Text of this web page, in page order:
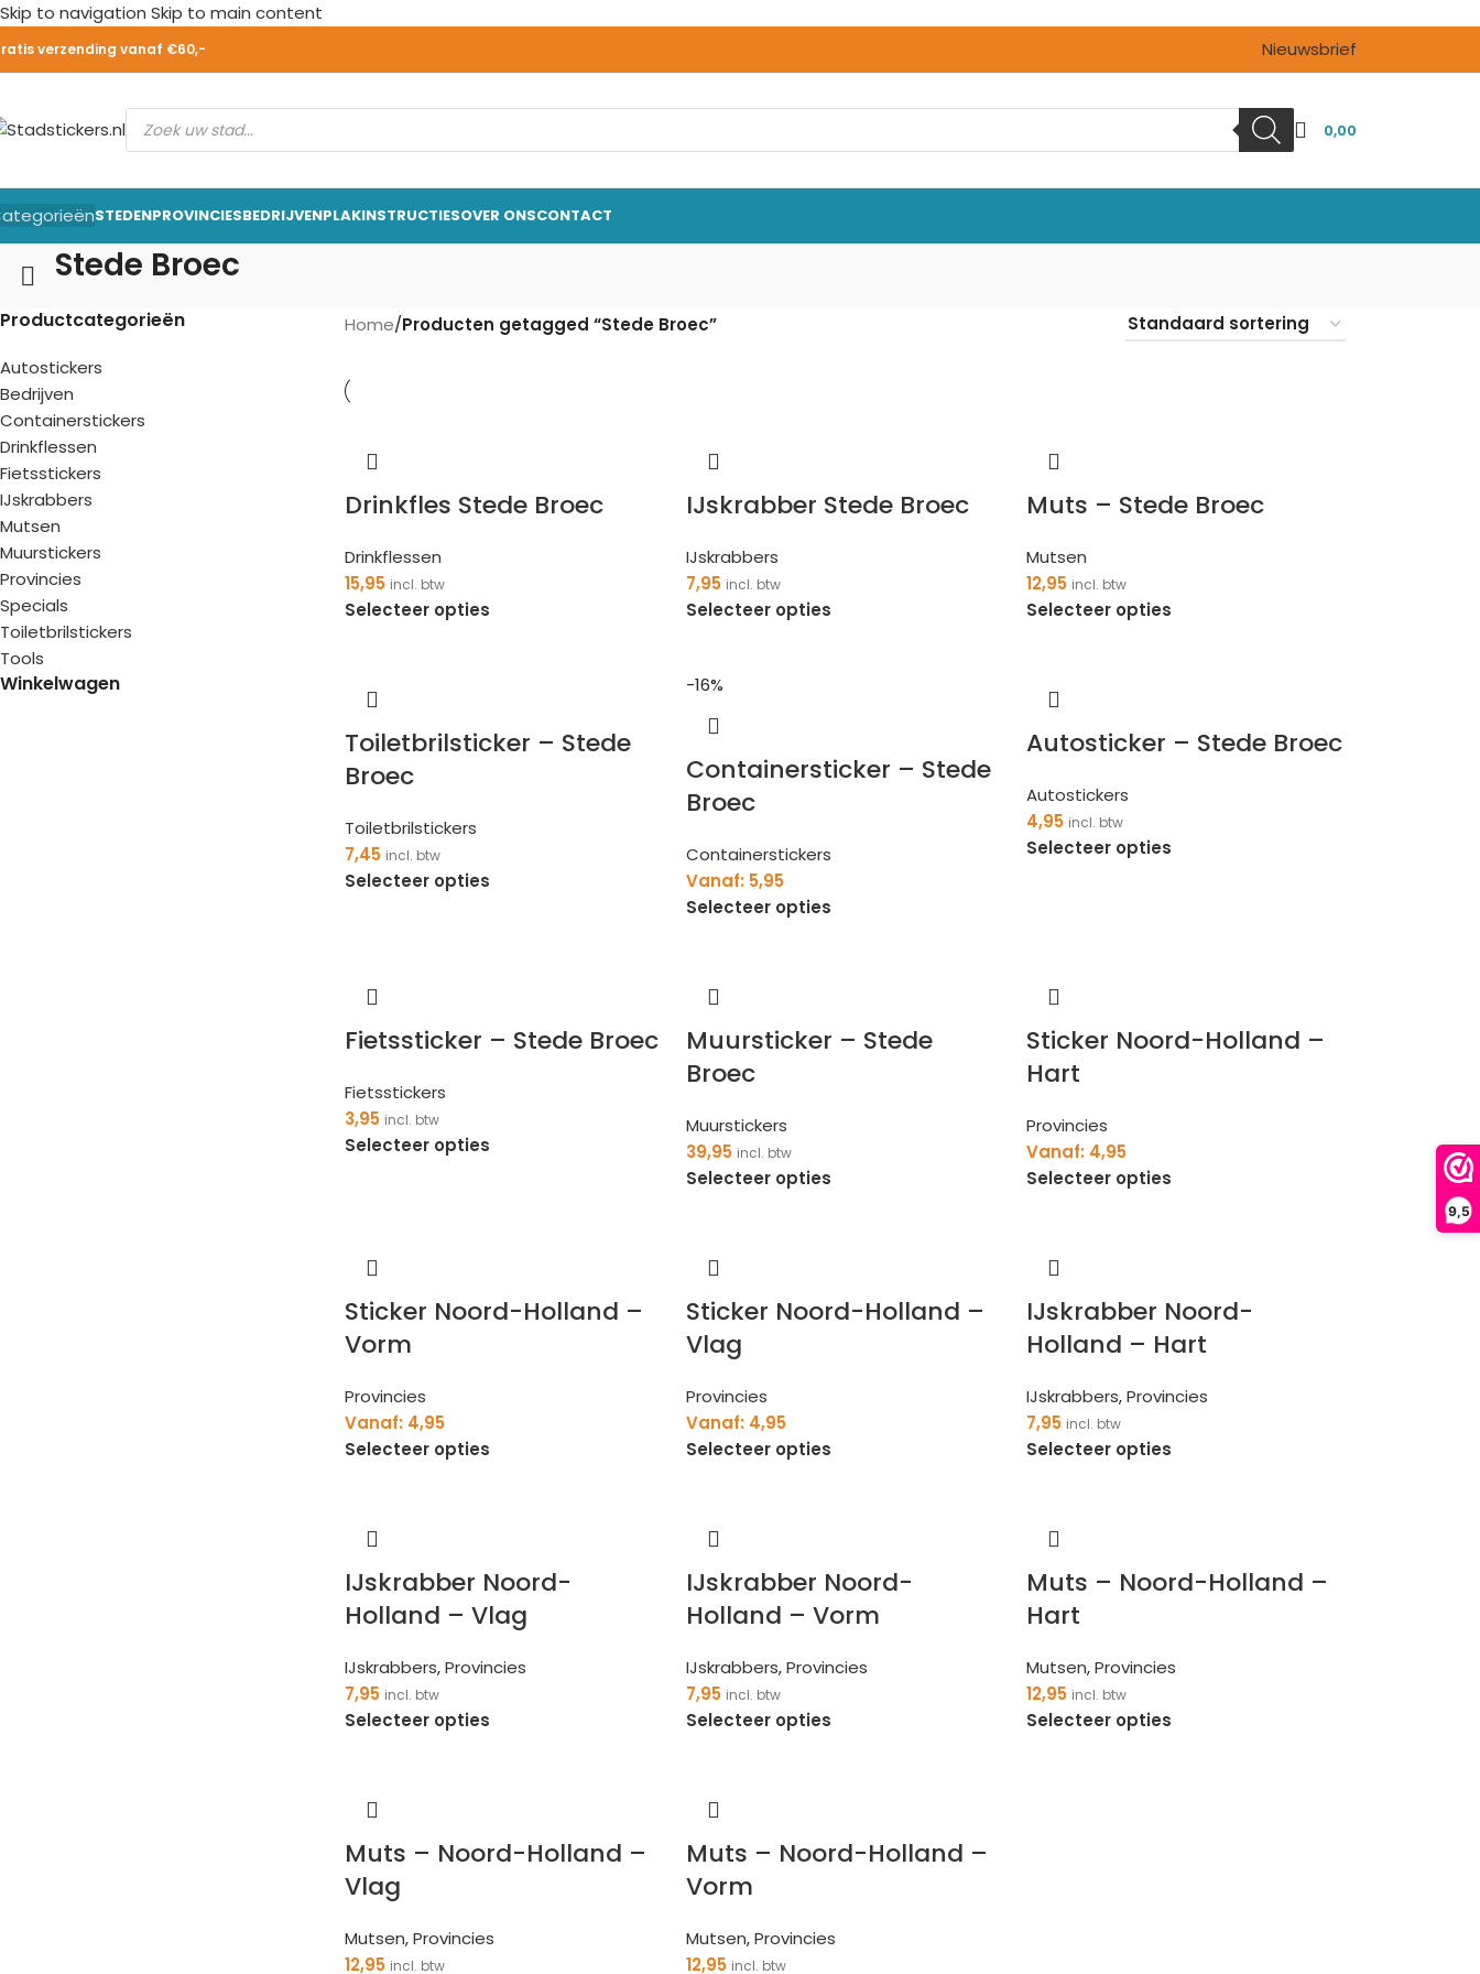
9,5
Skip to navigation Skip to main content
verzending vanaf €60,- Nieuwsbrief
0,00
STEDENPROVINCIESBEDRIJVENPLAKINSTRUCTIESOVER ONSCONTACT
Stede Broec
Productcategorieën
Autostickers
Bedrijven
Containerstickers
Drinkflessen
Fietsstickers
IJskrabbers
Mutsen
Muurstickers
Provincies
Specials
Toiletbrilstickers
Tools
Winkelwagen
Home/Producten getagged “Stede Broec”
Drinkfles Stede Broec
Drinkflessen
15,95 incl. btw
Selecteer opties
IJskrabber Stede Broec
IJskrabbers
7,95 incl. btw
Selecteer opties
Muts – Stede Broec
Mutsen
12,95 incl. btw
Selecteer opties
Toiletbrilsticker – Stede
Broec
Toiletbrilstickers
7,45 incl. btw
Selecteer opties
-16%
Containersticker – Stede
Broec
Containerstickers
Vanaf: 5,95
Selecteer opties
Autosticker – Stede Broec
Autostickers
4,95 incl. btw
Selecteer opties
Fietssticker – Stede Broec
Fietsstickers
3,95 incl. btw
Selecteer opties
Muursticker – Stede
Broec
Muurstickers
39,95 incl. btw
Selecteer opties
Sticker Noord-Holland –
Hart
Provincies
Vanaf: 4,95
Selecteer opties
Sticker Noord-Holland –
Vorm
Provincies
Vanaf: 4,95
Selecteer opties
Sticker Noord-Holland –
Vlag
Provincies
Vanaf: 4,95
Selecteer opties
IJskrabber Noord-
Holland – Hart
IJskrabbers, Provincies
7,95 incl. btw
Selecteer opties
IJskrabber Noord-
Holland – Vlag
IJskrabbers,Provincies
7,95 incl. btw
Selecteer opties
IJskrabber Noord-
Holland – Vorm
IJskrabbers, Provincies
7,95 incl. btw
Selecteer opties
Muts – Noord-Holland –
Hart
Mutsen, Provincies
12,95 incl. btw
Selecteer opties
Muts – Noord-Holland –
Vlag
Mutsen,Provincies
12,95 incl. btw
Muts – Noord-Holland –
Vorm
Mutsen, Provincies
12,95 incl. btw